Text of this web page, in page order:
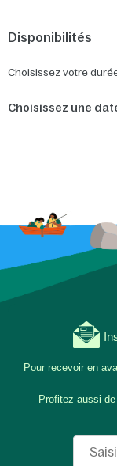
Disponibilités
Choisissez votre
Choisissez une
Pour recevoir en
Profitez aussi de